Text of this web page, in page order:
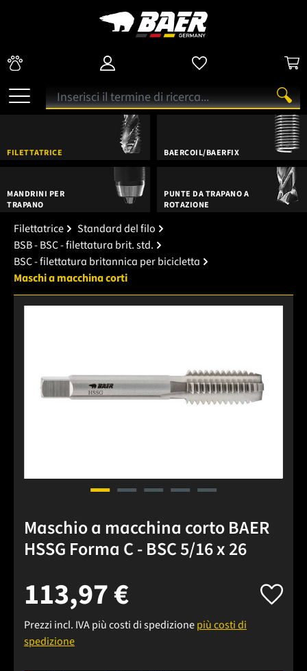
FILETTATRICE BAERCOIL/BAERFIX
MANDRINI PER
TRAPANO
PUNTE DA TRAPANO A
ROTAZIONE
Filettatrice
Standard del filo
BSB - BSC - filettatura brit. std.
BSC - filettatura britannica per bicicletta
Maschi a macchina corti
Maschio a macchina corto BAER
HSSG Forma C - BSC 5/16 x 26
113,97 €
Prezzi incl. IVA più costi di spedizionepiù costi di
spedizione